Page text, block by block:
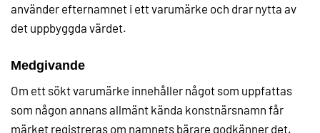
använder efternamnet i ett varumärke och drar nytta av
det uppbyggda värdet.
Medgivande
Om ett sökt varumärke innehåller något som uppfattas
som någon annans allmänt kända konstnärsnamn får
märket registreras om namnets bärare godkänner det.